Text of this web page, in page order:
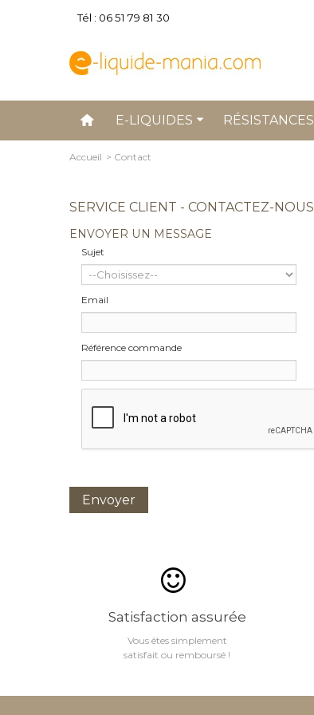
Tél : 06 51 79 81 30
E-LIQUIDES RÉSISTANCES
Accueil > Contact
SERVICE CLIENT - CONTACTEZ-NOUS
ENVOYER UN MESSAGE
Sujet
Email
Référence commande
Envoyer
Satisfaction assurée
Vous êtes simplement
satisfait ou remboursé !